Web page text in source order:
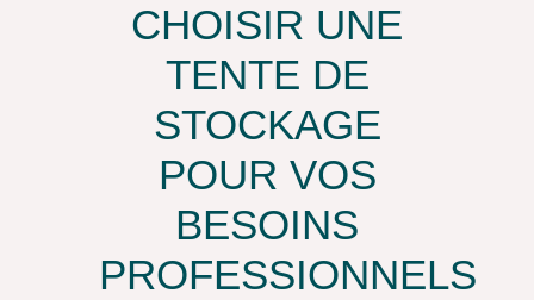
CHOISIR UNE
TENTE DE
STOCKAGE
POUR VOS
BESOINS
PROFESSIONNELS